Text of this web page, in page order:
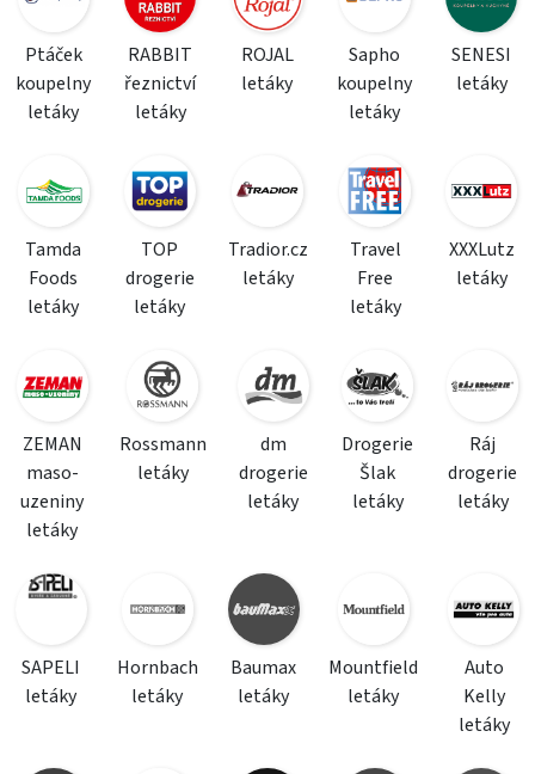
Ptáček
koupelny
letáky
RABBIT
řeznictví
letáky
ROJAL
letáky
Sapho
koupelny
letáky
SENESI
letáky
Tamda
Foods
letáky
TOP
drogerie
letáky
Tradior.cz
letáky
Travel
Free
letáky
XXXLutz
letáky
ZEMAN
maso-
uzeniny
letáky
Rossmann
letáky
dm
drogerie
letáky
Drogerie
Šlak
letáky
Ráj
drogerie
letáky
SAPELI
letáky
Hornbach
letáky
Baumax
letáky
Mountfield
letáky
Auto
Kelly
letáky